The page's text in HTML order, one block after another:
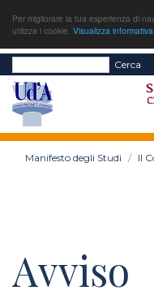
Per migliorare la tua esperienza di
utilizza i cookie. Visualizza
Cerca
Manifesto degli Studi Il
Avviso